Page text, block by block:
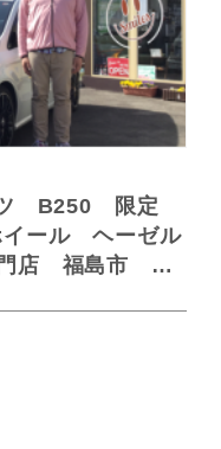
ツ B250 限定
ール ヘーゼル
店 福島市 納